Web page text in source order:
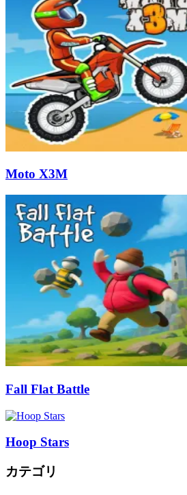
Moto X3M
Fall Flat Battle
Hoop Stars
カテゴリ